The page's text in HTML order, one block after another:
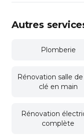
Autres
Plomberie
Rénovation salle
clé en main
Rénovation
complète